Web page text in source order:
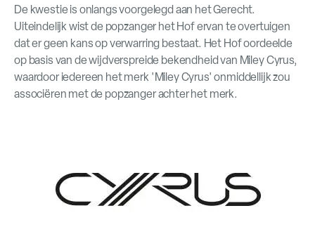
De kwestie is onlangs voorgelegd aan het Gerecht.
Uiteindelijk wist de popzanger het Hof ervan te overtuigen
dat er geen kans op verwarring bestaat. Het Hof oordeelde
op basis van de wijdverspreide bekendheid van Miley Cyrus,
waardoor iedereen het merk 'Miley Cyrus' onmiddellijk zou
associëren met de popzanger achter het merk.